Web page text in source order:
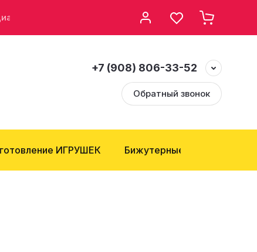
Возврат и Обмен
+7 (908) 806-33-52
Обратный звонок
ИГРУШЕК Бижутерные компоненты